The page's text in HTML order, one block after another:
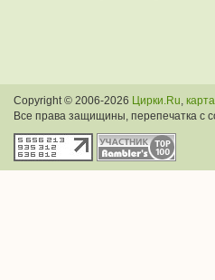
Copyright © 2006-2026 Цирки.Ru,
Все права защищины, перепечатка с